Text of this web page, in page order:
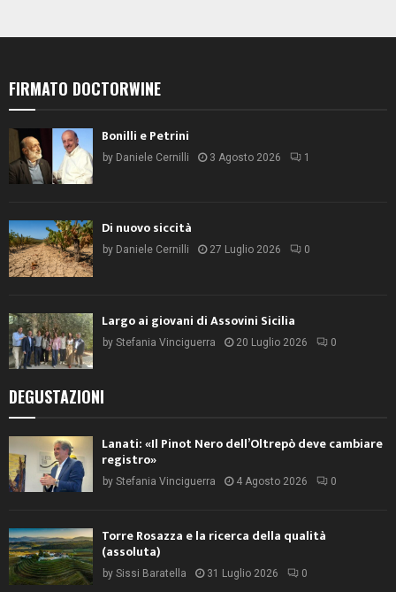
t
a
FIRMATO DOCTORWINE
Bonilli e Petrini
by Daniele Cernilli 3 Agosto 2026 1
Di nuovo siccità
by Daniele Cernilli 27 Luglio 2026 0
Largo ai giovani di Assovini Sicilia
by Stefania Vinciguerra 20 Luglio 2026 0
DEGUSTAZIONI
Lanati: «Il Pinot Nero dell’Oltrepò deve cambiare
registro»
by Stefania Vinciguerra 4 Agosto 2026 0
Torre Rosazza e la ricerca della qualità
(assoluta)
by Sissi Baratella 31 Luglio 2026 0